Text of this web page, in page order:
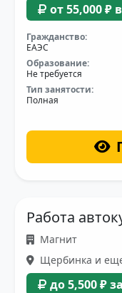
от 55,000 ₽
Гражданство:
ЕАЭС
Образование:
Не требуется
Тип занятости:
Полная
Работа
Магнит
Щербинка и
до 5,500 ₽